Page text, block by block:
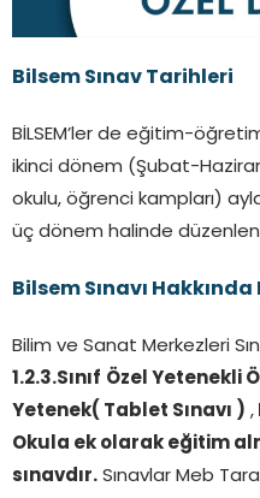
Bilsem Sınav Tarihleri
BİLSEM’ler de eğitim-
ikinci dönem (Şubat-
okulu, öğrenci kampları)
üç dönem halinde
Bilsem Sınavı
Bilim ve Sanat Merkezleri
1.2.3.Sınıf Özel Yetenekli
Yetenek( Tablet Sınavı ) ,
Okula ek olarak eğitim
sınavdır. Sınavlar Meb